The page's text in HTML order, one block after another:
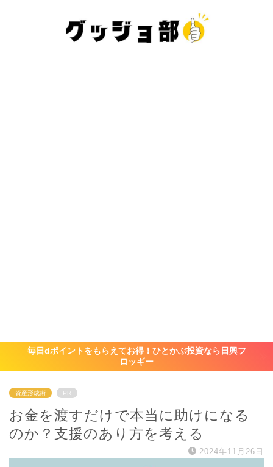
毎日dポイントをもらえてお得！ひとかぶ投資なら日興フ
ロッギー
資産形成術 PR
お金を渡すだけで本当に助けになる
のか？支援のあり方を考える
2024年11月26日